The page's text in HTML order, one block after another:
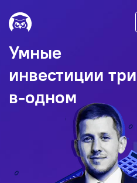
Умные
инвестиции
в-одном